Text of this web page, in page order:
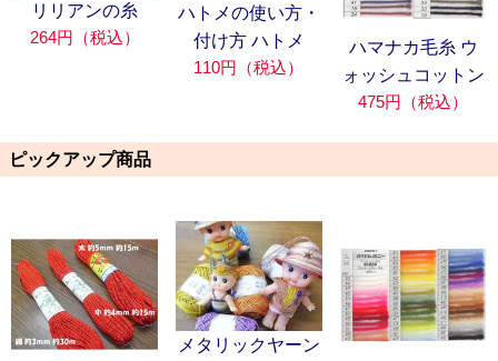
リリアンの糸
264円（税込）
ハトメの使い方・
付け方 ハトメ
110円（税込）
ハマナカ毛糸 ウ
ォッシュコットン
475円（税込）
ピックアップ商品
メタリックヤーン